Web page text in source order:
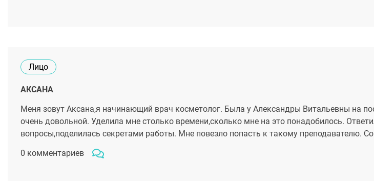
Лицо
АКСАНА
Меня зовут Аксана,я начинающий врач косметолог. Была у Александры Витальевны на
очень довольной. Уделила мне столько времени,сколько мне на это понадобилось.
вопросы,поделилась секретами работы. Мне повезло попасть к такому преподавателю.
0 комментариев